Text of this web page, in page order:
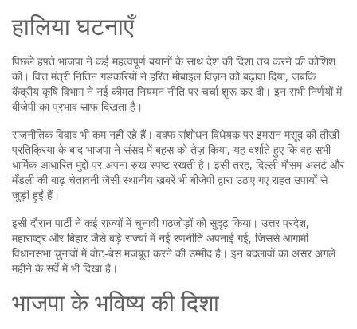
हालिया घटनाएँ
पिछले हफ़्ते भाजपा ने कई महत्वपूर्ण बयानों के साथ देश की दिशा तय करने की कोशिश
की। वित्त मंत्री नितिन गडकरियों ने हरित मोबाइल विज़न को बढ़ावा दिया, जबकि
केंद्रीय कृषि विभाग ने नई कीमत नियमन नीति पर चर्चा शुरू कर दी। इन सभी निर्णयों में
बीजेपी का प्रभाव साफ दिखता है।
राजनीतिक विवाद भी कम नहीं रहे हैं। वक्फ संशोधन विधेयक पर इमरान मसूद की तीखी
प्रतिक्रिया के बाद भाजपा ने संसद में बहस को तेज़ किया, यह दर्शाते हुए कि वह सभी
धार्मिक‑आधारित मुद्दों पर अपना रुख स्पष्ट रखती है। इसी तरह, दिल्ली मौसम अलर्ट और
मँडली की बाढ़ चेतावनी जैसी स्थानीय खबरें भी बीजेपी द्वारा उठाए गए राहत उपायों से
जुड़ी हुईं हैं।
इसी दौरान पार्टी ने कई राज्यों में चुनावी गठजोड़ों को सुदृढ़ किया। उत्तर प्रदेश,
महाराष्ट्र और बिहार जैसे बड़े राज्यां में नई रणनीति अपनाई गई, जिससे आगामी
विधानसभा चुनावों में वोट‑बेस मजबूत करने की उम्मीद है। इन बदलावों का असर अगले
महीने के सर्वे में भी दिखा है।
भाजपा के भविष्य की दिशा